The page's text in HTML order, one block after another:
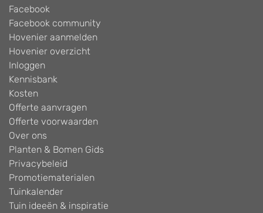
Facebook
Facebook community
Hovenier aanmelden
Hovenier overzicht
Inloggen
Kennisbank
Kosten
Offerte aanvragen
Offerte voorwaarden
Over ons
Planten & Bomen Gids
Privacybeleid
Promotiematerialen
Tuinkalender
Tuin ideeën & inspiratie